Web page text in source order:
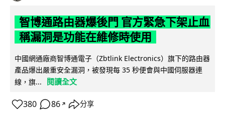
智博通路由器爆後門 官方緊急下架止血
稱漏洞是功能在維修時使用
中國網通廠商智博通電子（Zbtlink Electronics）旗下的路由器
產品爆出嚴重安全漏洞，被發現每 35 秒便會與中國伺服器連
線，旗...
閱讀全文
380 86 ↗ 分享